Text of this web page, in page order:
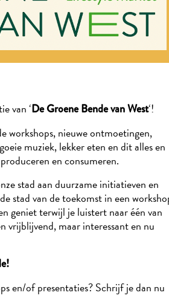
van ‘De Groene Bende van West‘!
workshops, nieuwe ontmoetingen,
muziek, lekker eten en dit alles en
en consumeren.
stad aan duurzame initiatieven en
stad van de toekomst in een workshop
geniet terwijl je luistert naar één van
vrijblijvend, maar interessant en nu
en/of presentaties? Schrijf je dan nu